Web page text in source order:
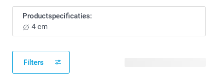
Productspecificaties:
4 cm
Filters